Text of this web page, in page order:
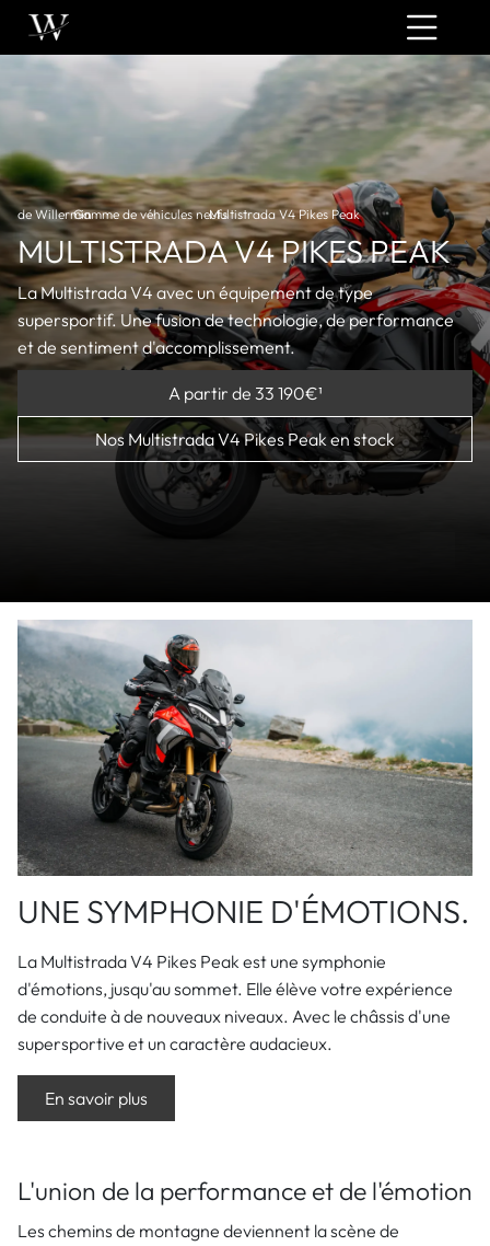
de Willermin
›
Gamme de véhicules neufs
›
Multistrada V4 Pikes Peak
MULTISTRADA V4 PIKES PEAK
La Multistrada V4 avec un équipement de type
supersportif. Une fusion de technologie, de performance
et de sentiment d'accomplissement.
A partir de 33 190€¹
Nos Multistrada V4 Pikes Peak en stock
UNE SYMPHONIE D'ÉMOTIONS.
La Multistrada V4 Pikes Peak est une symphonie
d'émotions, jusqu'au sommet. Elle élève votre expérience
de conduite à de nouveaux niveaux. Avec le châssis d'une
supersportive et un caractère audacieux.
En savoir plus
L'union de la performance et de l'émotion
Les chemins de montagne deviennent la scène de